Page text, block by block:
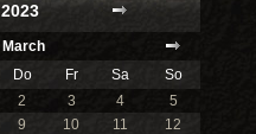
2023
March
Do Fr Sa
So
2 3 4
5
9 10 11
12